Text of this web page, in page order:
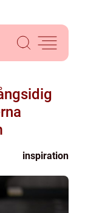
inspiration